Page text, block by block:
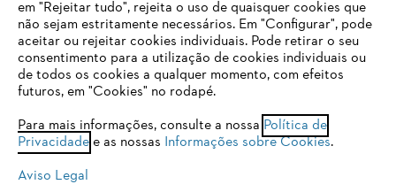
Contacto
Condições gerais de venda Proteção de Dados
Sobre nós
Está utilizar um navegador que ainda não suportamos. Para
obter o melhor uso de nosso site, recomendamos que altere
para um dos seguintes navegadores:
firefox chrome
em "Rejeitar tudo", rejeita o uso de quaisquer cookies que
não sejam estritamente necessários. Em "Configurar", pode
aceitar ou rejeitar cookies individuais. Pode retirar o seu
consentimento para a utilização de cookies individuais ou
de todos os cookies a qualquer momento, com efeitos
futuros, em "Cookies" no rodapé.
Para mais informações, consulte a nossa Política de
Privacidadee as nossas Informações sobre Cookies.
Aviso Legal